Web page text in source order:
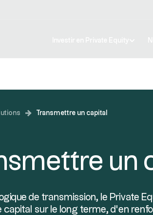
Transmettre un capital
un
de transmission, le Private
capital sur le long terme, d’en